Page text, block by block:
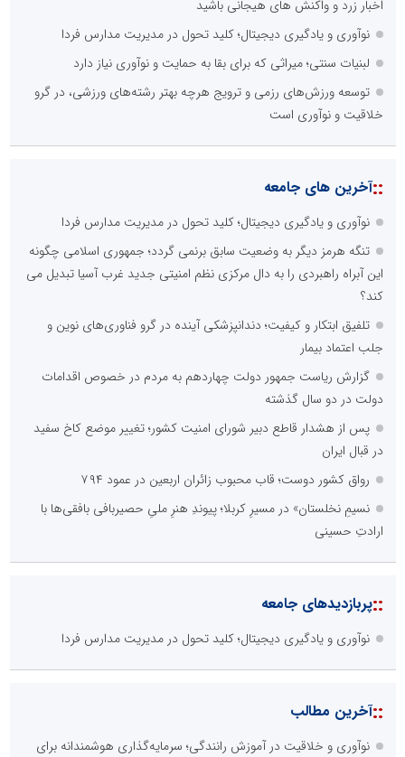
اخبار زرد و واکنش های هیجانی باشید
نوآوری و یادگیری دیجیتال؛ کلید تحول در مدیریت مدارس فردا
لبنیات سنتی؛ میراثی که برای بقا به حمایت و نوآوری نیاز دارد
توسعه ورزش‌های رزمی و ترویج هرچه بهتر رشته‌های ورزشی، در گرو
خلاقیت و نوآوری است
::آخرین های جامعه
نوآوری و یادگیری دیجیتال؛ کلید تحول در مدیریت مدارس فردا
تنگه هرمز دیگر به وضعیت سابق برنمی گردد؛ جمهوری اسلامی چگونه
این آبراه راهبردی را به دال مرکزی نظم امنیتی جدید غرب آسیا تبدیل می
کند؟
تلفیق ابتکار و کیفیت؛ دندانپزشکی آینده در گرو فناوری‌های نوین و
جلب اعتماد بیمار
گزارش ریاست جمهور دولت چهاردهم به مردم در خصوص اقدامات
دولت در دو سال گذشته
پس از هشدار قاطع دبیر شورای امنیت کشور؛ تغییر موضع کاخ سفید
در قبال ایران
رواق کشور دوست؛ قاب محبوب زائران اربعین در عمود ۷۹۴
نسیمِ نخلستان» در مسیرِ کربلا؛ پیوندِ هنرِ ملیِ حصیربافی بافقی‌ها با
ارادتِ حسینی
::پربازدیدهای جامعه
نوآوری و یادگیری دیجیتال؛ کلید تحول در مدیریت مدارس فردا
::آخرین مطالب
نوآوری و خلاقیت در آموزش رانندگی؛ سرمایه‌گذاری هوشمندانه برای